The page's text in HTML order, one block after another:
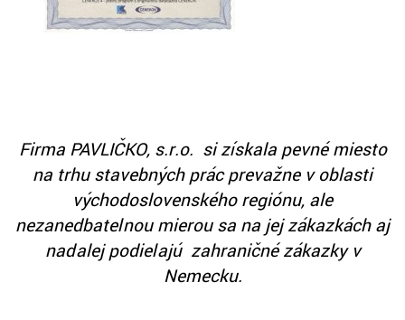
Firma PAVLIČKO, s.r.o. si získala pevné miesto
na trhu stavebných prác prevažne v oblasti
východoslovenského regiónu, ale
nezanedbateľnou mierou sa na jej zákazkách aj
naďalej podieľajú zahraničné zákazky v
Nemecku.